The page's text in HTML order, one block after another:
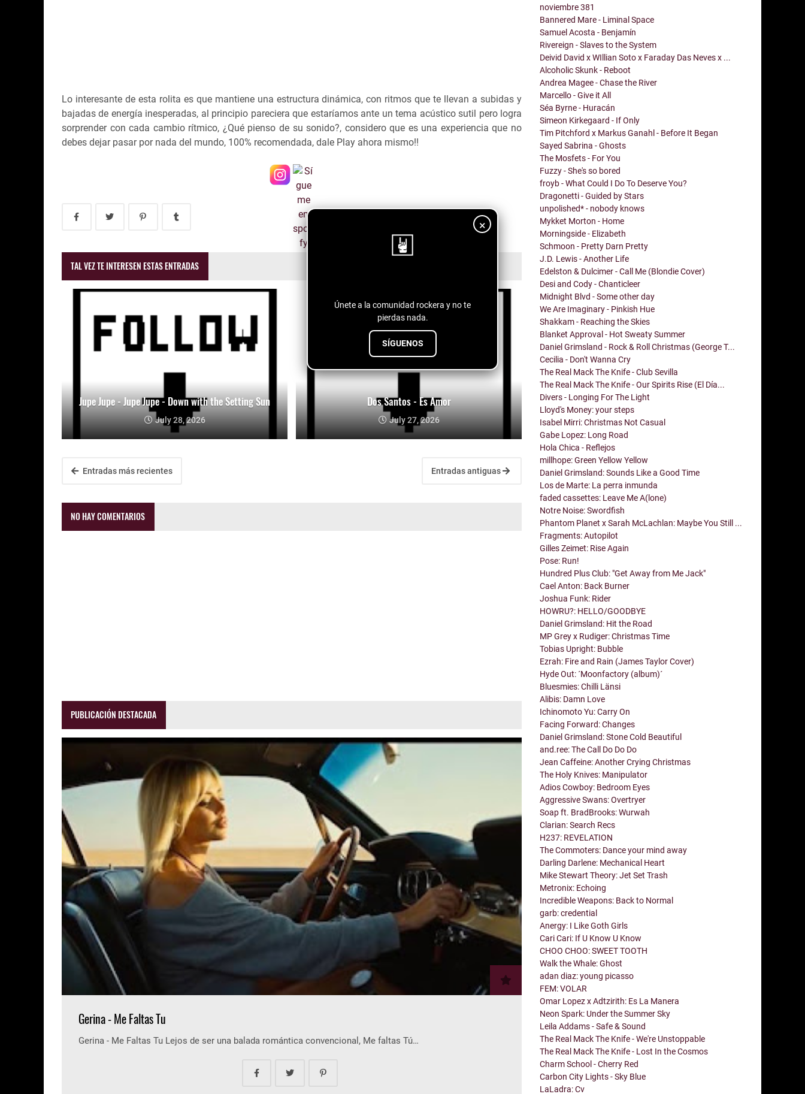
×
Únete a la comunidad rockera y no te
pierdas nada.
SÍGUENOS
Lo interesante de esta rolita es que mantiene una estructura dinámica, con ritmos que te llevan a subidas y
bajadas de energía inesperadas, al principio pareciera que estaríamos ante un tema acústico sutil pero logra
sorprender con cada cambio rítmico, ¿Qué pienso de su sonido?, considero que es una experiencia que no
debes dejar pasar por nada del mundo, 100% recomendada, dale Play ahora mismo!!
TAL VEZ TE INTERESEN ESTAS ENTRADAS
Jupe Jupe - Jupe Jupe - Down with the Setting Sun
July 28, 2026
Dos Santos - Es Amor
July 27, 2026
Entradas más recientes Entradas antiguas
NO HAY COMENTARIOS
PUBLICACIÓN DESTACADA
Gerina - Me Faltas Tu
Gerina - Me Faltas Tu Lejos de ser una balada romántica convencional, Me faltas Tú…
noviembre381
Bannered Mare - Liminal Space
Samuel Acosta - Benjamín
Rivereign - Slaves to the System
Deivid David x WIllian Soto x Faraday Das Neves x ...
Alcoholic Skunk - Reboot
Andrea Magee - Chase the River
Marcello - Give it All
Séa Byrne - Huracán
Simeon Kirkegaard - If Only
Tim Pitchford x Markus Ganahl - Before It Began
Sayed Sabrina - Ghosts
The Mosfets - For You
Fuzzy - She's so bored
froyb - What Could I Do To Deserve You?
Dragonetti - Guided by Stars
unpolished* - nobody knows
Mykket Morton - Home
Morningside - Elizabeth
Schmoon - Pretty Darn Pretty
J.D. Lewis - Another Life
Edelston & Dulcimer - Call Me (Blondie Cover)
Desi and Cody - Chanticleer
Midnight Blvd - Some other day
We Are Imaginary - Pinkish Hue
Shakkam - Reaching the Skies
Blanket Approval - Hot Sweaty Summer
Daniel Grimsland - Rock & Roll Christmas (George T...
Cecilia - Don't Wanna Cry
The Real Mack The Knife - Club Sevilla
The Real Mack The Knife - Our Spirits Rise (El Día...
Divers - Longing For The Light
Lloyd's Money: your steps
Isabel Mirri: Christmas Not Casual
Gabe Lopez: Long Road
Hola Chica - Reflejos
millhope: Green Yellow Yellow
Daniel Grimsland: Sounds Like a Good Time
Los de Marte: La perra inmunda
faded cassettes: Leave Me A(lone)
Notre Noise: Swordfish
Phantom Planet x Sarah McLachlan: Maybe You Still ...
Fragments: Autopilot
Gilles Zeimet: Rise Again
Pose: Run!
Hundred Plus Club: "Get Away from Me Jack"
Cael Anton: Back Burner
Joshua Funk: Rider
HOWRU?: HELLO/GOODBYE
Daniel Grimsland: Hit the Road
MP Grey x Rudiger: Christmas Time
Tobias Upright: Bubble
Ezrah: Fire and Rain (James Taylor Cover)
Hyde Out: ´Moonfactory (album)´
Bluesmies: Chilli Länsi
Alibis: Damn Love
Ichinomoto Yu: Carry On
Facing Forward: Changes
Daniel Grimsland: Stone Cold Beautiful
and.ree: The Call Do Do Do
Jean Caffeine: Another Crying Christmas
The Holy Knives: Manipulator
Adios Cowboy: Bedroom Eyes
Aggressive Swans: Overtryer
Soap ft. BradBrooks: Wurwah
Clarian: Search Recs
H237: REVELATION
The Commoters: Dance your mind away
Darling Darlene: Mechanical Heart
Mike Stewart Theory: Jet Set Trash
Metronix: Echoing
Incredible Weapons: Back to Normal
garb: credential
Anergy: I Like Goth Girls
Cari Cari: If U Know U Know
CHOO CHOO: SWEET TOOTH
Walk the Whale: Ghost
adan diaz: young picasso
FEM: VOLAR
Omar Lopez x Adtzirith: Es La Manera
Neon Spark: Under the Summer Sky
Leila Addams - Safe & Sound
The Real Mack The Knife - We're Unstoppable
The Real Mack The Knife - Lost In the Cosmos
Charm School - Cherry Red
Carbon City Lights - Sky Blue
LaLadra: Cv